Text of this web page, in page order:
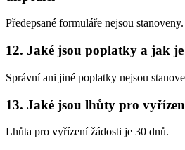
Předepsané formuláře nejsou stanoveny.
12. Jaké jsou poplatky a jak
Správní ani jiné poplatky nejsou
13. Jaké jsou lhůty pro
Lhůta pro vyřízení žádosti je 30 dnů.